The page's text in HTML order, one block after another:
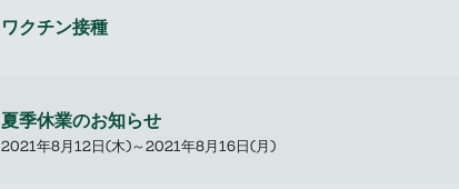
ワクチン接種
夏季休業のお知らせ
2021年8月12日(木)～2021年8月16日(月)